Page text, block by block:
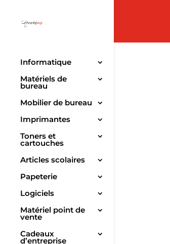
Informatique
Matériels de
bureau
Mobilier de bureau
Imprimantes
Toners et
cartouches
Articles scolaires
Papeterie
Logiciels
Matériel point de
vente
Cadeaux
d’entreprise